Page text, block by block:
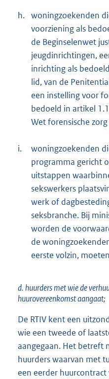
h. woningzoekenden
voorziening als
de Beginselenwet
jeugdinrichtingen,
inrichting als
lid, van de
een instelling voor
bedoeld in artikel
Wet forensische
i.
woningzoekenden
programma gericht
uitstappen
sekswerkers
werk of
seksbranche. Bij
worden de
de
eerste volzin,
d. huurders met wie de
huurovereenkomst aangaat;
De RTIV kent een
wie een tweede of
aangegaan. Het betreft
huurders waarvan met
een eerder